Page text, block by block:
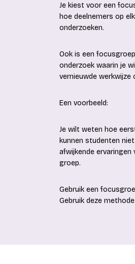
Je kiest voor een
hoe deelnemers op
onderzoeken.
Ook is een
onderzoek waarin je
vernieuwde
Een voorbeeld:
Je wilt weten hoe
kunnen studenten
afwijkende ervaringen
groep.
Gebruik een
Gebruik deze